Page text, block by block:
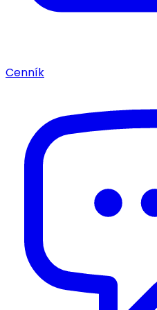
Cenník